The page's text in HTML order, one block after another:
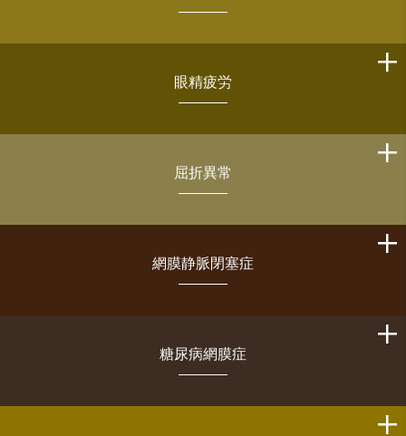
眼精疲労
屈折異常
網膜静脈閉塞症
糖尿病網膜症